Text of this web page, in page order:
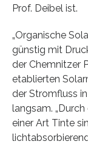
Prof. Deibel ist.
„Organische
günstig mit
der Chemnitzer
etablierten
der Stromfluss
langsam.
einer Art Tinte